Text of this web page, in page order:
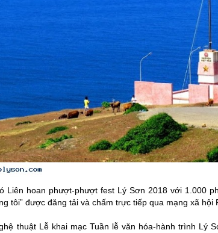
Liên hoan phượt-phượt fest Lý Sơn 2018 với 1.000
tôi” được đăng tải và chấm trực tiếp qua mạng xã hội
thuật Lễ khai mạc Tuần lễ văn hóa-hành trình Lý